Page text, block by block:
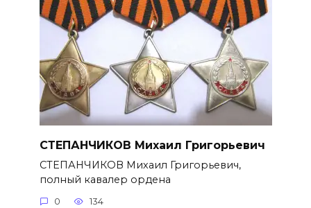
СТЕПАНЧИКОВ Михаил Григорье­вич
СТЕПАНЧИКОВ Михаил Григорье­вич,
полный кавалер ордена
0 134